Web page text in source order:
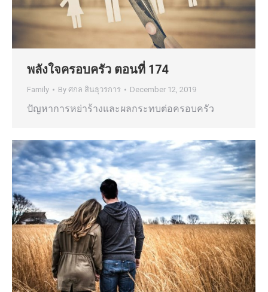
พลังใจครอบครัว ตอนที่ 174
Family By ศกล สินธุวรการ December 12, 2019
ปัญหาการหย่าร้างและผลกระทบต่อครอบครัว